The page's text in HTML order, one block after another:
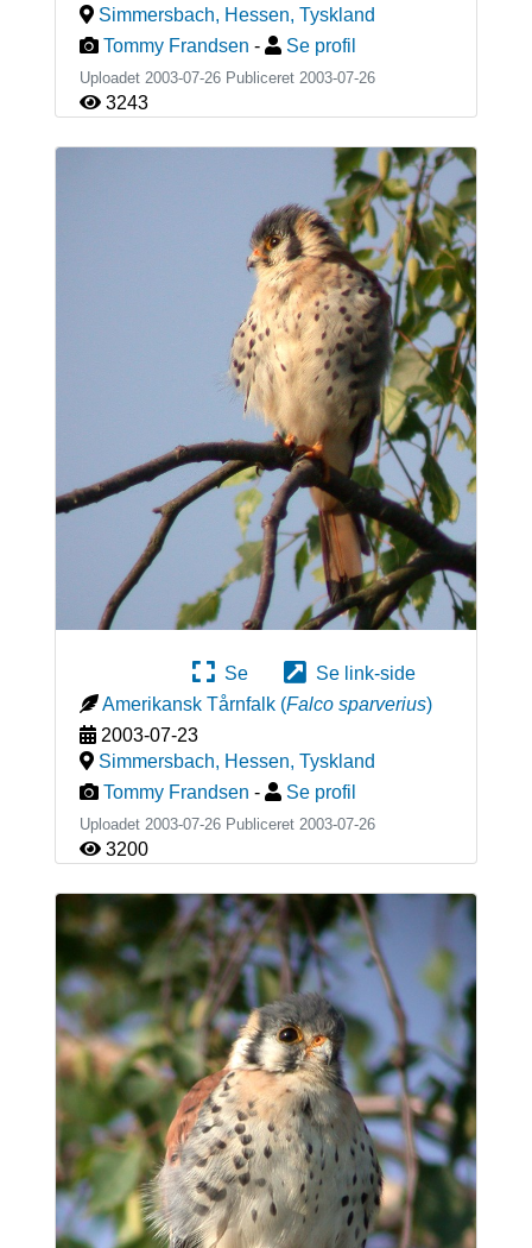
Simmersbach, Hessen, Tyskland
Tommy Frandsen - Se profil
Uploadet 2003-07-26 Publiceret 2003-07-26
3243
Se
Se link-side
Amerikansk Tårnfalk (Falco sparverius)
2003-07-23
Simmersbach, Hessen, Tyskland
Tommy Frandsen - Se profil
Uploadet 2003-07-26 Publiceret 2003-07-26
3200